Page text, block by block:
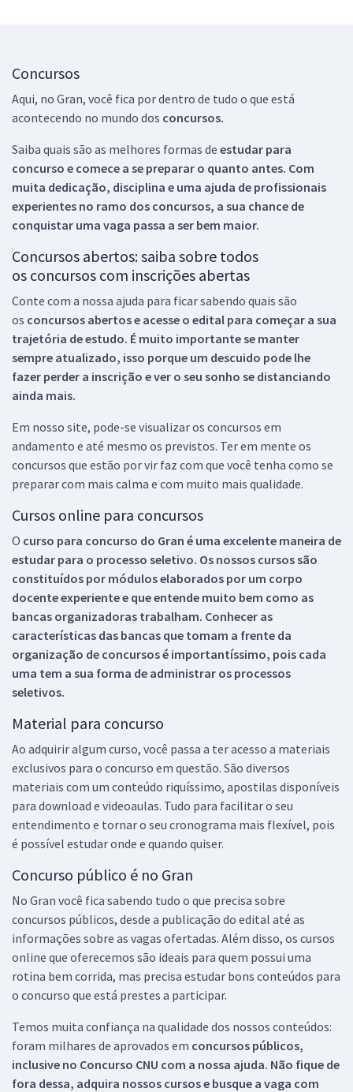
Concursos
Aqui, no Gran, você fica por dentro de tudo o que está
acontecendo no mundo dos concursos.
Saiba quais são as melhores formas de estudar para
concurso e comece a se preparar o quanto antes. Com
muita dedicação, disciplina e uma ajuda de profissionais
experientes no ramo dos concursos, a sua chance de
conquistar uma vaga passa a ser bem maior.
Concursos abertos: saiba sobre todos
os concursos com inscrições abertas
Conte com a nossa ajuda para ficar sabendo quais são
os concursos abertos e acesse o edital para começar a sua
trajetória de estudo. É muito importante se manter
sempre atualizado, isso porque um descuido pode lhe
fazer perder a inscrição e ver o seu sonho se distanciando
ainda mais.
Em nosso site, pode-se visualizar os concursos em
andamento e até mesmo os previstos. Ter em mente os
concursos que estão por vir faz com que você tenha como se
preparar com mais calma e com muito mais qualidade.
Cursos online para concursos
O curso para concurso do Gran é uma excelente maneira de
estudar para o processo seletivo. Os nossos cursos são
constituídos por módulos elaborados por um corpo
docente experiente e que entende muito bem como as
bancas organizadoras trabalham. Conhecer as
características das bancas que tomam a frente da
organização de concursos é importantíssimo, pois cada
uma tem a sua forma de administrar os processos
seletivos.
Material para concurso
Ao adquirir algum curso, você passa a ter acesso a materiais
exclusivos para o concurso em questão. São diversos
materiais com um conteúdo riquíssimo, apostilas disponíveis
para download e videoaulas. Tudo para facilitar o seu
entendimento e tornar o seu cronograma mais flexível, pois
é possível estudar onde e quando quiser.
Concurso público é no Gran
No Gran você fica sabendo tudo o que precisa sobre
concursos públicos, desde a publicação do edital até as
informações sobre as vagas ofertadas. Além disso, os cursos
online que oferecemos são ideais para quem possui uma
rotina bem corrida, mas precisa estudar bons conteúdos para
o concurso que está prestes a participar.
Temos muita confiança na qualidade dos nossos conteúdos:
foram milhares de aprovados em concursos públicos,
inclusive no Concurso CNU com a nossa ajuda. Não fique de
fora dessa, adquira nossos cursos e busque a vaga com